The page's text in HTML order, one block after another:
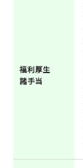
福利厚生
諸手当